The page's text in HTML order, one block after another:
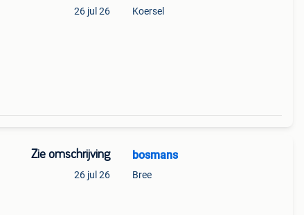
26 jul 26 Koersel
Zie omschrijving
26 jul 26
bosmans
Bree